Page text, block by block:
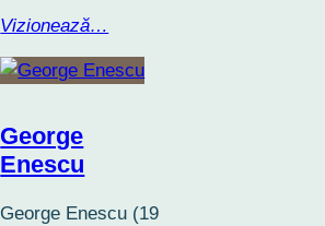
Vizionează…
George
Enescu
George Enescu (19